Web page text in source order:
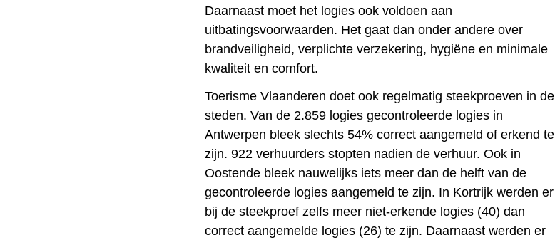
Daarnaast moet het logies ook voldoen aan
uitbatingsvoorwaarden. Het gaat dan onder andere over
brandveiligheid, verplichte verzekering, hygiëne en minimale
kwaliteit en comfort.
Toerisme Vlaanderen doet ook regelmatig steekproeven in de
steden. Van de 2.859 logies gecontroleerde logies in
Antwerpen bleek slechts 54% correct aangemeld of erkend te
zijn. 922 verhuurders stopten nadien de verhuur. Ook in
Oostende bleek nauwelijks iets meer dan de helft van de
gecontroleerde logies aangemeld te zijn. In Kortrijk werden er
bij de steekproef zelfs meer niet-erkende logies (40) dan
correct aangemelde logies (26) te zijn. Daarnaast werden er